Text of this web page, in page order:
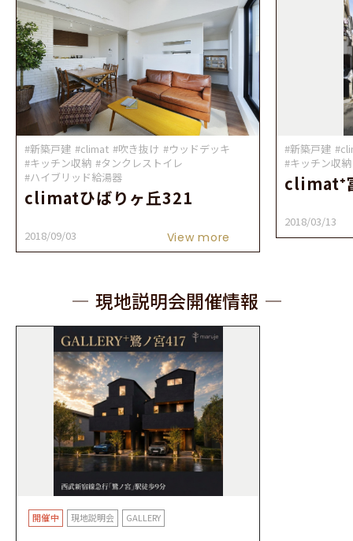
#新築戸建 #climat #吹き抜け #ウッドデッキ
#キッチン収納 #タンクレストイレ
#ハイブリッド給湯器
climatひばりヶ丘321
2018/09/03 View more
#新築戸建
#キッチン収納
climat⁺
2018/03/13
現地説明会開催情報
現地説明会 GALLERY